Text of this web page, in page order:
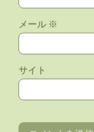
メール ※
サイト